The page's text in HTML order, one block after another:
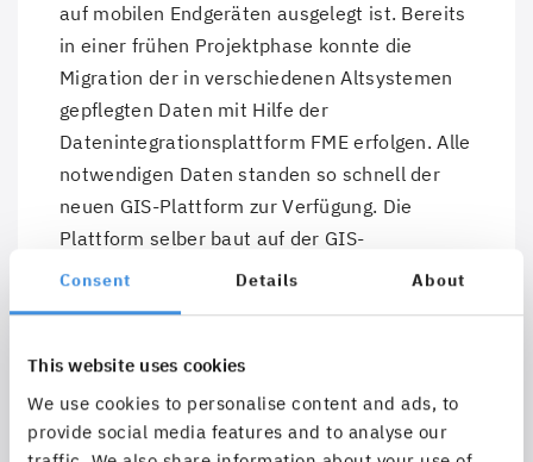
Consent Details About
This website uses cookies
We use cookies to personalise content and ads, to
provide social media features and to analyse our
auf mobilen Endgeräten ausgelegt ist. Bereits
in einer frühen Projektphase konnte die
Migration der in verschiedenen Altsystemen
gepflegten Daten mit Hilfe der
Datenintegrationsplattform FME erfolgen. Alle
notwendigen Daten standen so schnell der
neuen GIS-Plattform zur Verfügung. Die
Plattform selber baut auf der GIS-
Basistechnologie von Esri auf und stellt mit
Darstellung der Daten zur Verfügung. Die
Erstellung sowie die Bereitstellung einfach zu
bedienender, fokussierter Apps zur